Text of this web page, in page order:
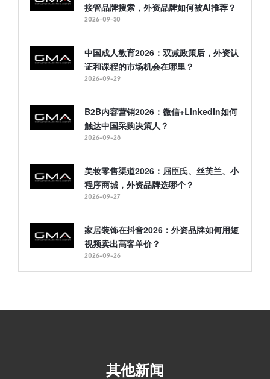
接管品牌搜索，外资品牌如何被AI推荐？
2026-09-30
中国成人教育2026：双减政策后，外资认
证和课程的市场机会在哪里？
2026-09-29
B2B内容营销2026：微信+LinkedIn如何
触达中国采购决策人？
2026-09-28
美妆零售渠道2026：屈臣氏、丝芙兰、小
程序商城，外资品牌选哪个？
2026-09-27
家居装饰在抖音2026：外资品牌如何用短
视频卖出高客单价？
2026-09-26
其他新闻